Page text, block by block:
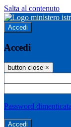
Salta al contenuto
Accedi
Accedi
button close ×
Password